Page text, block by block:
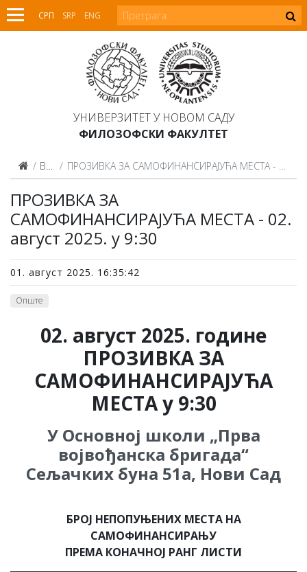
СРП SRP ENG
УНИВЕРЗИТЕТ У НОВОМ САДУ
ФИЛОЗОФСКИ ФАКУЛТЕТ
Вести ПРОЗИВКА ЗА САМОФИНАНСИРАЈУЋА МЕСТА - 02. август 2025. у 9:30
ПРОЗИВКА ЗА
САМОФИНАНСИРАЈУЋА МЕСТА - 02.
август 2025. у 9:30
01. август 2025. 16:35:42
Опште
02. август 2025. године
ПРОЗИВКА ЗА
САМОФИНАНСИРАЈУЋА
МЕСТА у 9:30
У Основној школи „Прва
војвођанска бригада“
Сељачких буна 51а, Нови Сад
БРОЈ НЕПОПУЊЕНИХ МЕСТА НА
САМОФИНАНСИРАЊУ
ПРЕМА КОНАЧНОЈ РАНГ ЛИСТИ